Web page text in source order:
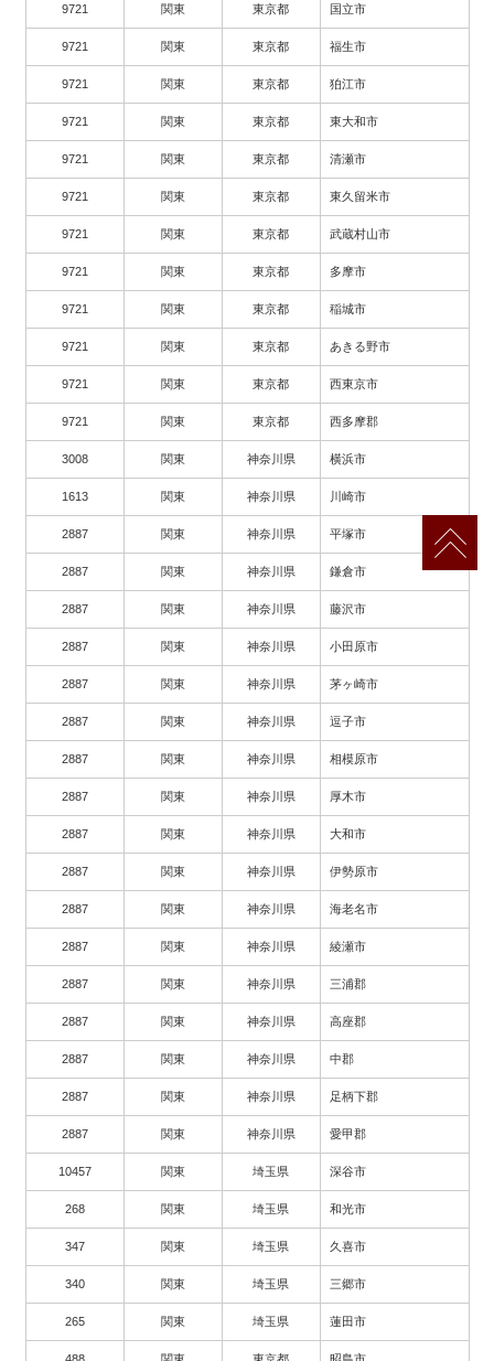
9721 関東 東京都 国立市
9721 関東 東京都 福生市
9721 関東 東京都 狛江市
9721 関東 東京都 東大和市
9721 関東 東京都 清瀬市
9721 関東 東京都 東久留米市
9721 関東 東京都 武蔵村山市
9721 関東 東京都 多摩市
9721 関東 東京都 稲城市
9721 関東 東京都 あきる野市
9721 関東 東京都 西東京市
9721 関東 東京都 西多摩郡
3008 関東 神奈川県 横浜市
1613 関東 神奈川県 川崎市
2887 関東 神奈川県 平塚市
2887 関東 神奈川県 鎌倉市
2887 関東 神奈川県 藤沢市
2887 関東 神奈川県 小田原市
2887 関東 神奈川県 茅ヶ崎市
2887 関東 神奈川県 逗子市
2887 関東 神奈川県 相模原市
2887 関東 神奈川県 厚木市
2887 関東 神奈川県 大和市
2887 関東 神奈川県 伊勢原市
2887 関東 神奈川県 海老名市
2887 関東 神奈川県 綾瀬市
2887 関東 神奈川県 三浦郡
2887 関東 神奈川県 高座郡
2887 関東 神奈川県 中郡
2887 関東 神奈川県 足柄下郡
2887 関東 神奈川県 愛甲郡
10457 関東 埼玉県 深谷市
268 関東 埼玉県 和光市
347 関東 埼玉県 久喜市
340 関東 埼玉県 三郷市
265 関東 埼玉県 蓮田市